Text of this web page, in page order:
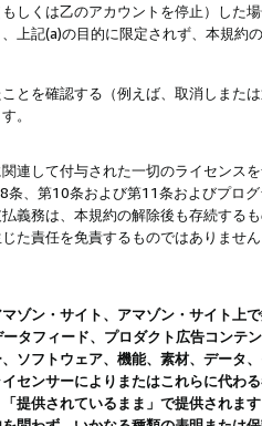
しくは乙のアカウントを停止）した
上記(a)の目的に限定されず、本規
とを確認する（例えば、取消しまた
。
連して付与された一切のライセンス
、第10条および第11条およびプロ
義務は、本規約の解除後も存続する
た責任を免責するものではありませ
ゾン・サイト、アマゾン・サイト上
フィード、プロダクト広告コンテ
ソフトウェア、機能、素材、データ
センサーによりまたはこれらに代わ
提供されているまま」で提供されま